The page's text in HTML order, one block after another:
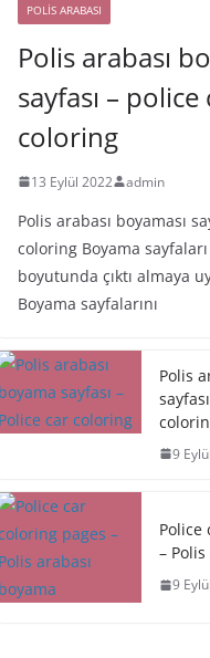
POLIS ARABASI
Polis arabası
sayfası – police
coloring
13 Eylül 2022 admin
Polis arabası boyaması
coloring Boyama
boyutunda çıktı almaya
Boyama sayfalarını
Polis
9
Police
–
9